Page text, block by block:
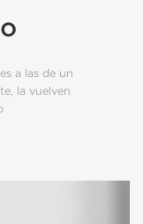
a las de un
la vuelven